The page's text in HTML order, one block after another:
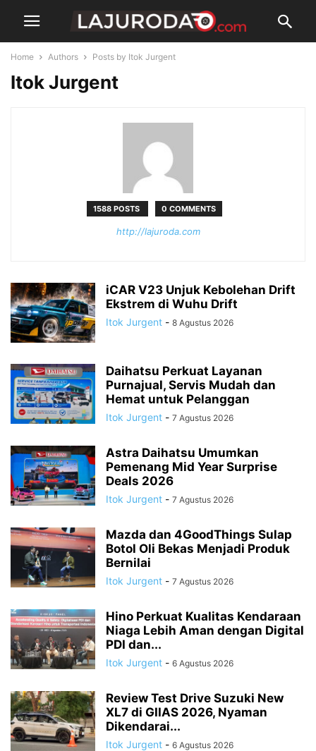
Home Authors Posts by Itok Jurgent
Itok Jurgent
1588 POSTS 0 COMMENTS
http://lajuroda.com
iCAR V23 Unjuk Kebolehan Drift
Ekstrem di Wuhu Drift
Itok Jurgent - 8 Agustus 2026
Daihatsu Perkuat Layanan
Purnajual, Servis Mudah dan
Hemat untuk Pelanggan
Itok Jurgent - 7 Agustus 2026
Astra Daihatsu Umumkan
Pemenang Mid Year Surprise
Deals 2026
Itok Jurgent - 7 Agustus 2026
Mazda dan 4GoodThings Sulap
Botol Oli Bekas Menjadi Produk
Bernilai
Itok Jurgent - 7 Agustus 2026
Hino Perkuat Kualitas Kendaraan
Niaga Lebih Aman dengan Digital
PDI dan...
Itok Jurgent - 6 Agustus 2026
Review Test Drive Suzuki New
XL7 di GIIAS 2026, Nyaman
Dikendarai...
Itok Jurgent - 6 Agustus 2026